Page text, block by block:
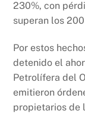
230%, con
superan los
Por estos
detenido el
Petrolífera del
emitieron
propietarios de